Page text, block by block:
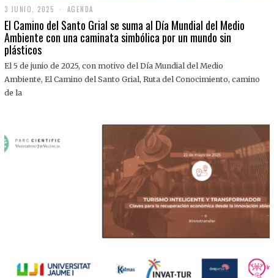
3 JUNIO, 2025
J
U
N
,
0
AGENDA
El Camino del Santo Grial se suma al Día Mundial del Medio
Ambiente con una caminata simbólica por un mundo sin
plásticos
El 5 de junio de 2025, con motivo del Día Mundial del Medio
Ambiente, El Camino del Santo Grial, Ruta del Conocimiento, camino
de la